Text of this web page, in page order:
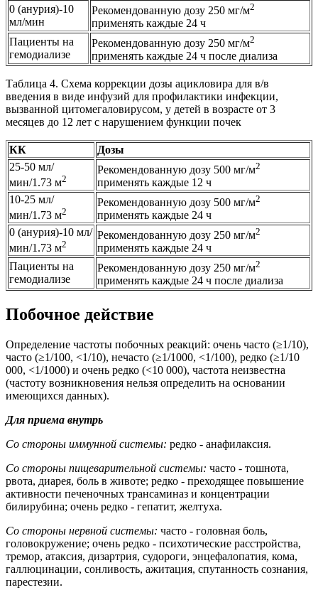
0 (анурия)-10
мл/мин
Рекомендованную дозу 250 мг/м2
применять каждые 24 ч
Пациенты на
гемодиализе
Рекомендованную дозу 250 мг/м2
применять каждые 24 ч после диализа
Таблица 4. Схема коррекции дозы ацикловира для в/в
введения в виде инфузий для профилактики инфекции,
вызванной цитомегаловирусом, у детей в возрасте от 3
месяцев до 12 лет с нарушением функции почек
КК
Дозы
25-50 мл/
мин/1.73 м2
Рекомендованную дозу 500 мг/м2
применять каждые 12 ч
10-25 мл/
мин/1.73 м2
Рекомендованную дозу 500 мг/м2
применять каждые 24 ч
0 (анурия)-10 мл/
мин/1.73 м2
Рекомендованную дозу 250 мг/м2
применять каждые 24 ч
Пациенты на
гемодиализе
Рекомендованную дозу 250 мг/м2
применять каждые 24 ч после диализа
Побочное действие
Определение частоты побочных реакций: очень часто (≥1/10),
часто (≥1/100, <1/10), нечасто (≥1/1000, <1/100), редко (≥1/10
000, <1/1000) и очень редко (<10 000), частота неизвестна
(частоту возникновения нельзя определить на основании
имеющихся данных).
Для приема внутрь
Со стороны иммунной системы: редко - анафилаксия.
Со стороны пищеварительной системы: часто - тошнота,
рвота, диарея, боль в животе; редко - преходящее повышение
активности печеночных трансаминаз и концентрации
билирубина; очень редко - гепатит, желтуха.
Со стороны нервной системы: часто - головная боль,
головокружение; очень редко - психотические расстройства,
тремор, атаксия, дизартрия, судороги, энцефалопатия, кома,
галлюцинации, сонливость, ажитация, спутанность сознания,
парестезии.